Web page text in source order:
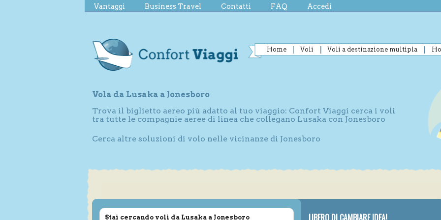
Vantaggi Business Travel Contatti FAQ Accedi
Home Voli Voli a destinazione multipla
Vola da Lusaka a Jonesboro
Trova il biglietto aereo più adatto al tuo viaggio: Confort Viaggi cerca i voli
tra tutte le compagnie aeree di linea che collegano Lusaka con Jonesboro
Cerca altre soluzioni di volo nelle vicinanze di Jonesboro
Stai cercando voli da Lusaka a Jonesboro LIBERO DI CAMBIARE IDEA!